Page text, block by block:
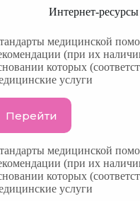
Интернет-ресурсы
медицинской
(при их
которых
услуги
Перейти
медицинской
(при их
которых
услуги